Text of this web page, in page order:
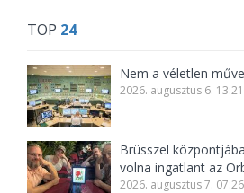
TOP 24
Nem a véletlen
2026. augusztus 6. 13:21
Brüsszel
volna ingatlant az
2026. augusztus 7. 07:26